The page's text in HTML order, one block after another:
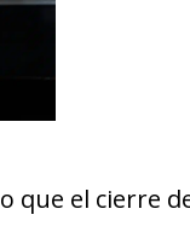
que el cierre